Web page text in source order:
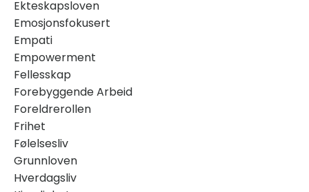
Ekteskapsloven
Emosjonsfokusert
Empati
Empowerment
Fellesskap
Forebyggende Arbeid
Foreldrerollen
Frihet
Følelsesliv
Grunnloven
Hverdagsliv